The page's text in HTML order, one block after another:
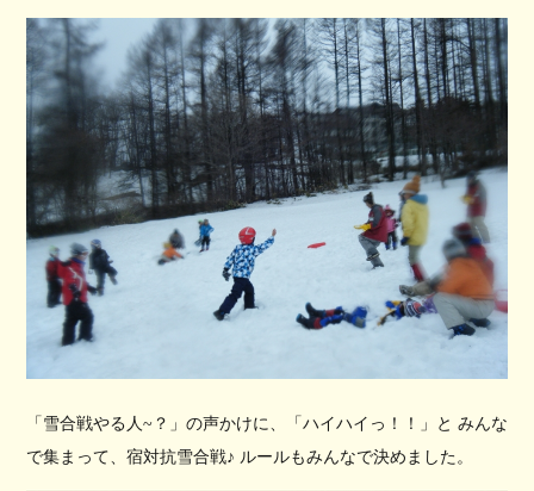
「雪合戦やる人~？」の声かけに、「ハイハイっ！！」と みんな
で集まって、宿対抗雪合戦♪ ルールもみんなで決めました。